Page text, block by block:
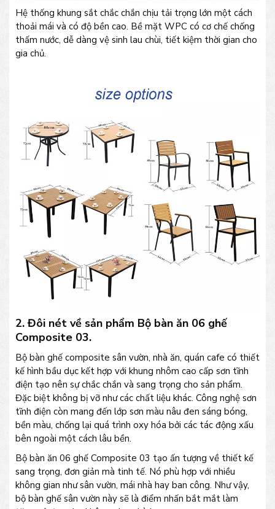
Hệ thống khung sắt chắc chắn chịu tải trọng lớn một cách
thoải mái và có độ bền cao. Bề mặt WPC có cơ chế chống
thấm nước, dễ dàng vệ sinh lau chùi, tiết kiệm thời gian cho
gia chủ.
2. Đôi nét về sản phẩm Bộ bàn ăn 06 ghế
Composite 03.
Bộ bàn ghế composite sân vườn, nhà ăn, quán cafe có thiết
kế hình bầu dục kết hợp với khung nhôm cao cấp sơn tĩnh
điện tạo nên sự chắc chắn và sang trọng cho sản phẩm.
Đặc biệt không bị vỡ như các chất liệu khác. Công nghệ sơn
tĩnh điện còn mang đến lớp sơn màu nâu đen sáng bóng,
bền màu, chống lại quá trình oxy hóa bởi các tác động xấu
bên ngoài một cách lâu bền.
Bộ bàn ăn 06 ghế Composite 03 tạo ấn tượng về thiết kế
sang trọng, đơn giản mà tinh tế. Nó phù hợp với nhiều
không gian như sân vườn, mái nhà hay ban công. Như vậy,
bộ bàn ghế sân vườn này sẽ là điểm nhấn bắt mắt làm